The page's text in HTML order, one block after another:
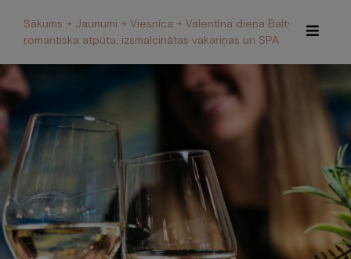
Internetveikals
Viesnīca
Restorāns un Café
Spa
Sākums → Jaunumi → Viesnīca → Valentīna diena Baltvillā –
romantiska atpūta, izsmalcinātas vakariņas un SPA